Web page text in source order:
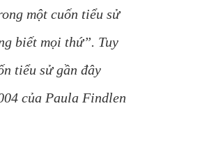
một cuốn tiểu sử
biết mọi thứ”. Tuy
tiểu sử gần đây
của Paula Findlen